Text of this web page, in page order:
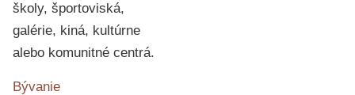
školy, športoviská,
galérie, kiná, kultúrne
alebo komunitné centrá.
Bývanie